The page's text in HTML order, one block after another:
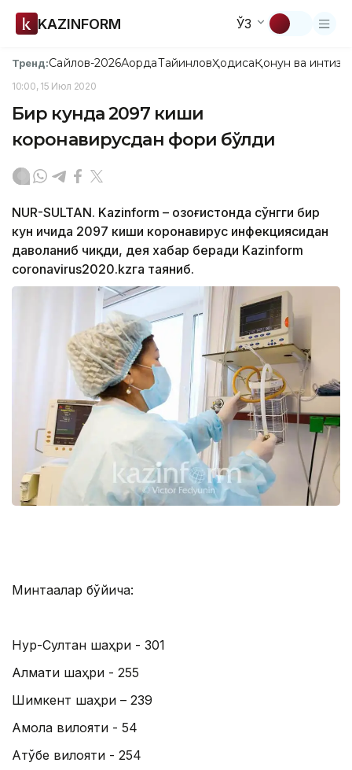
KAZINFORM ЎЗ
Тренд:Сайлов-2026АқордаТайинловҲодисаҚонун ва
10:00, 15 Июл 2020
Бир кунда 2097 киши
коронавирусдан фориғ бўлди
NUR-SULTAN. Kazinform – Қозоғистонда сўнгги бир
кун ичида 2097 киши коронавирус инфекциясидан
даволаниб чиқди, дея хабар беради Kazinform
coronavirus2020.kzга таяниб.
Минтақалар бўйича:
Нур-Султан шаҳри - 301
Алмати шаҳри - 255
Шимкент шаҳри – 239
Ақмола вилояти - 54
Ақтўбе вилояти - 254